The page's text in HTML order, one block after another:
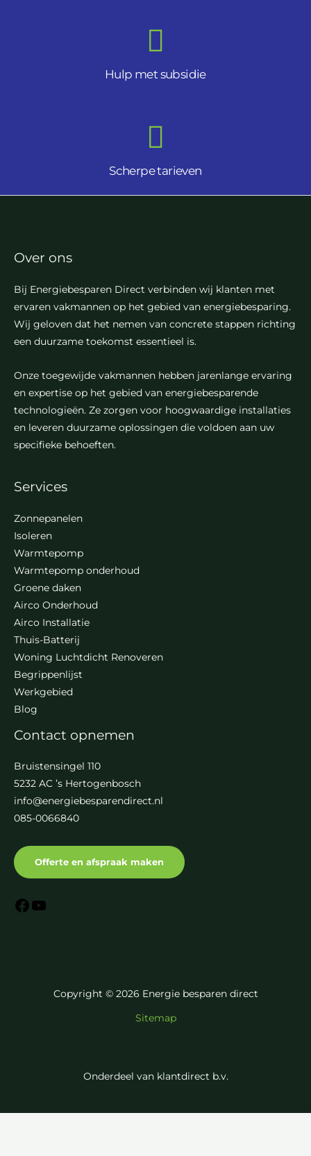
Hulp met subsidie
Scherpe tarieven
Over ons
Bij Energiebesparen Direct verbinden wij klanten met
ervaren vakmannen op het gebied van energiebesparing.
Wij geloven dat het nemen van concrete stappen richting
een duurzame toekomst essentieel is.
Onze toegewijde vakmannen hebben jarenlange ervaring
en expertise op het gebied van energiebesparende
technologieën. Ze zorgen voor hoogwaardige installaties
en leveren duurzame oplossingen die voldoen aan uw
specifieke behoeften.
Services
Zonnepanelen
Isoleren
Warmtepomp
Warmtepomp onderhoud
Groene daken
Airco Onderhoud
Airco Installatie
Thuis-Batterij
Woning Luchtdicht Renoveren
Begrippenlijst
Werkgebied
Blog
Contact opnemen
Bruistensingel 110
5232 AC ’s Hertogenbosch
info@energiebesparendirect.nl
085-0066840
Offerte en afspraak maken
Copyright © 2026 Energie besparen direct
Sitemap
Onderdeel van klantdirect b.v.